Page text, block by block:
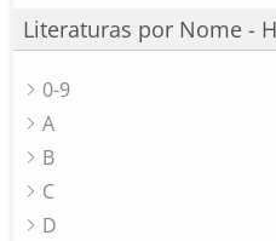
Literaturas por Nome -
0-9
A
B
C
D